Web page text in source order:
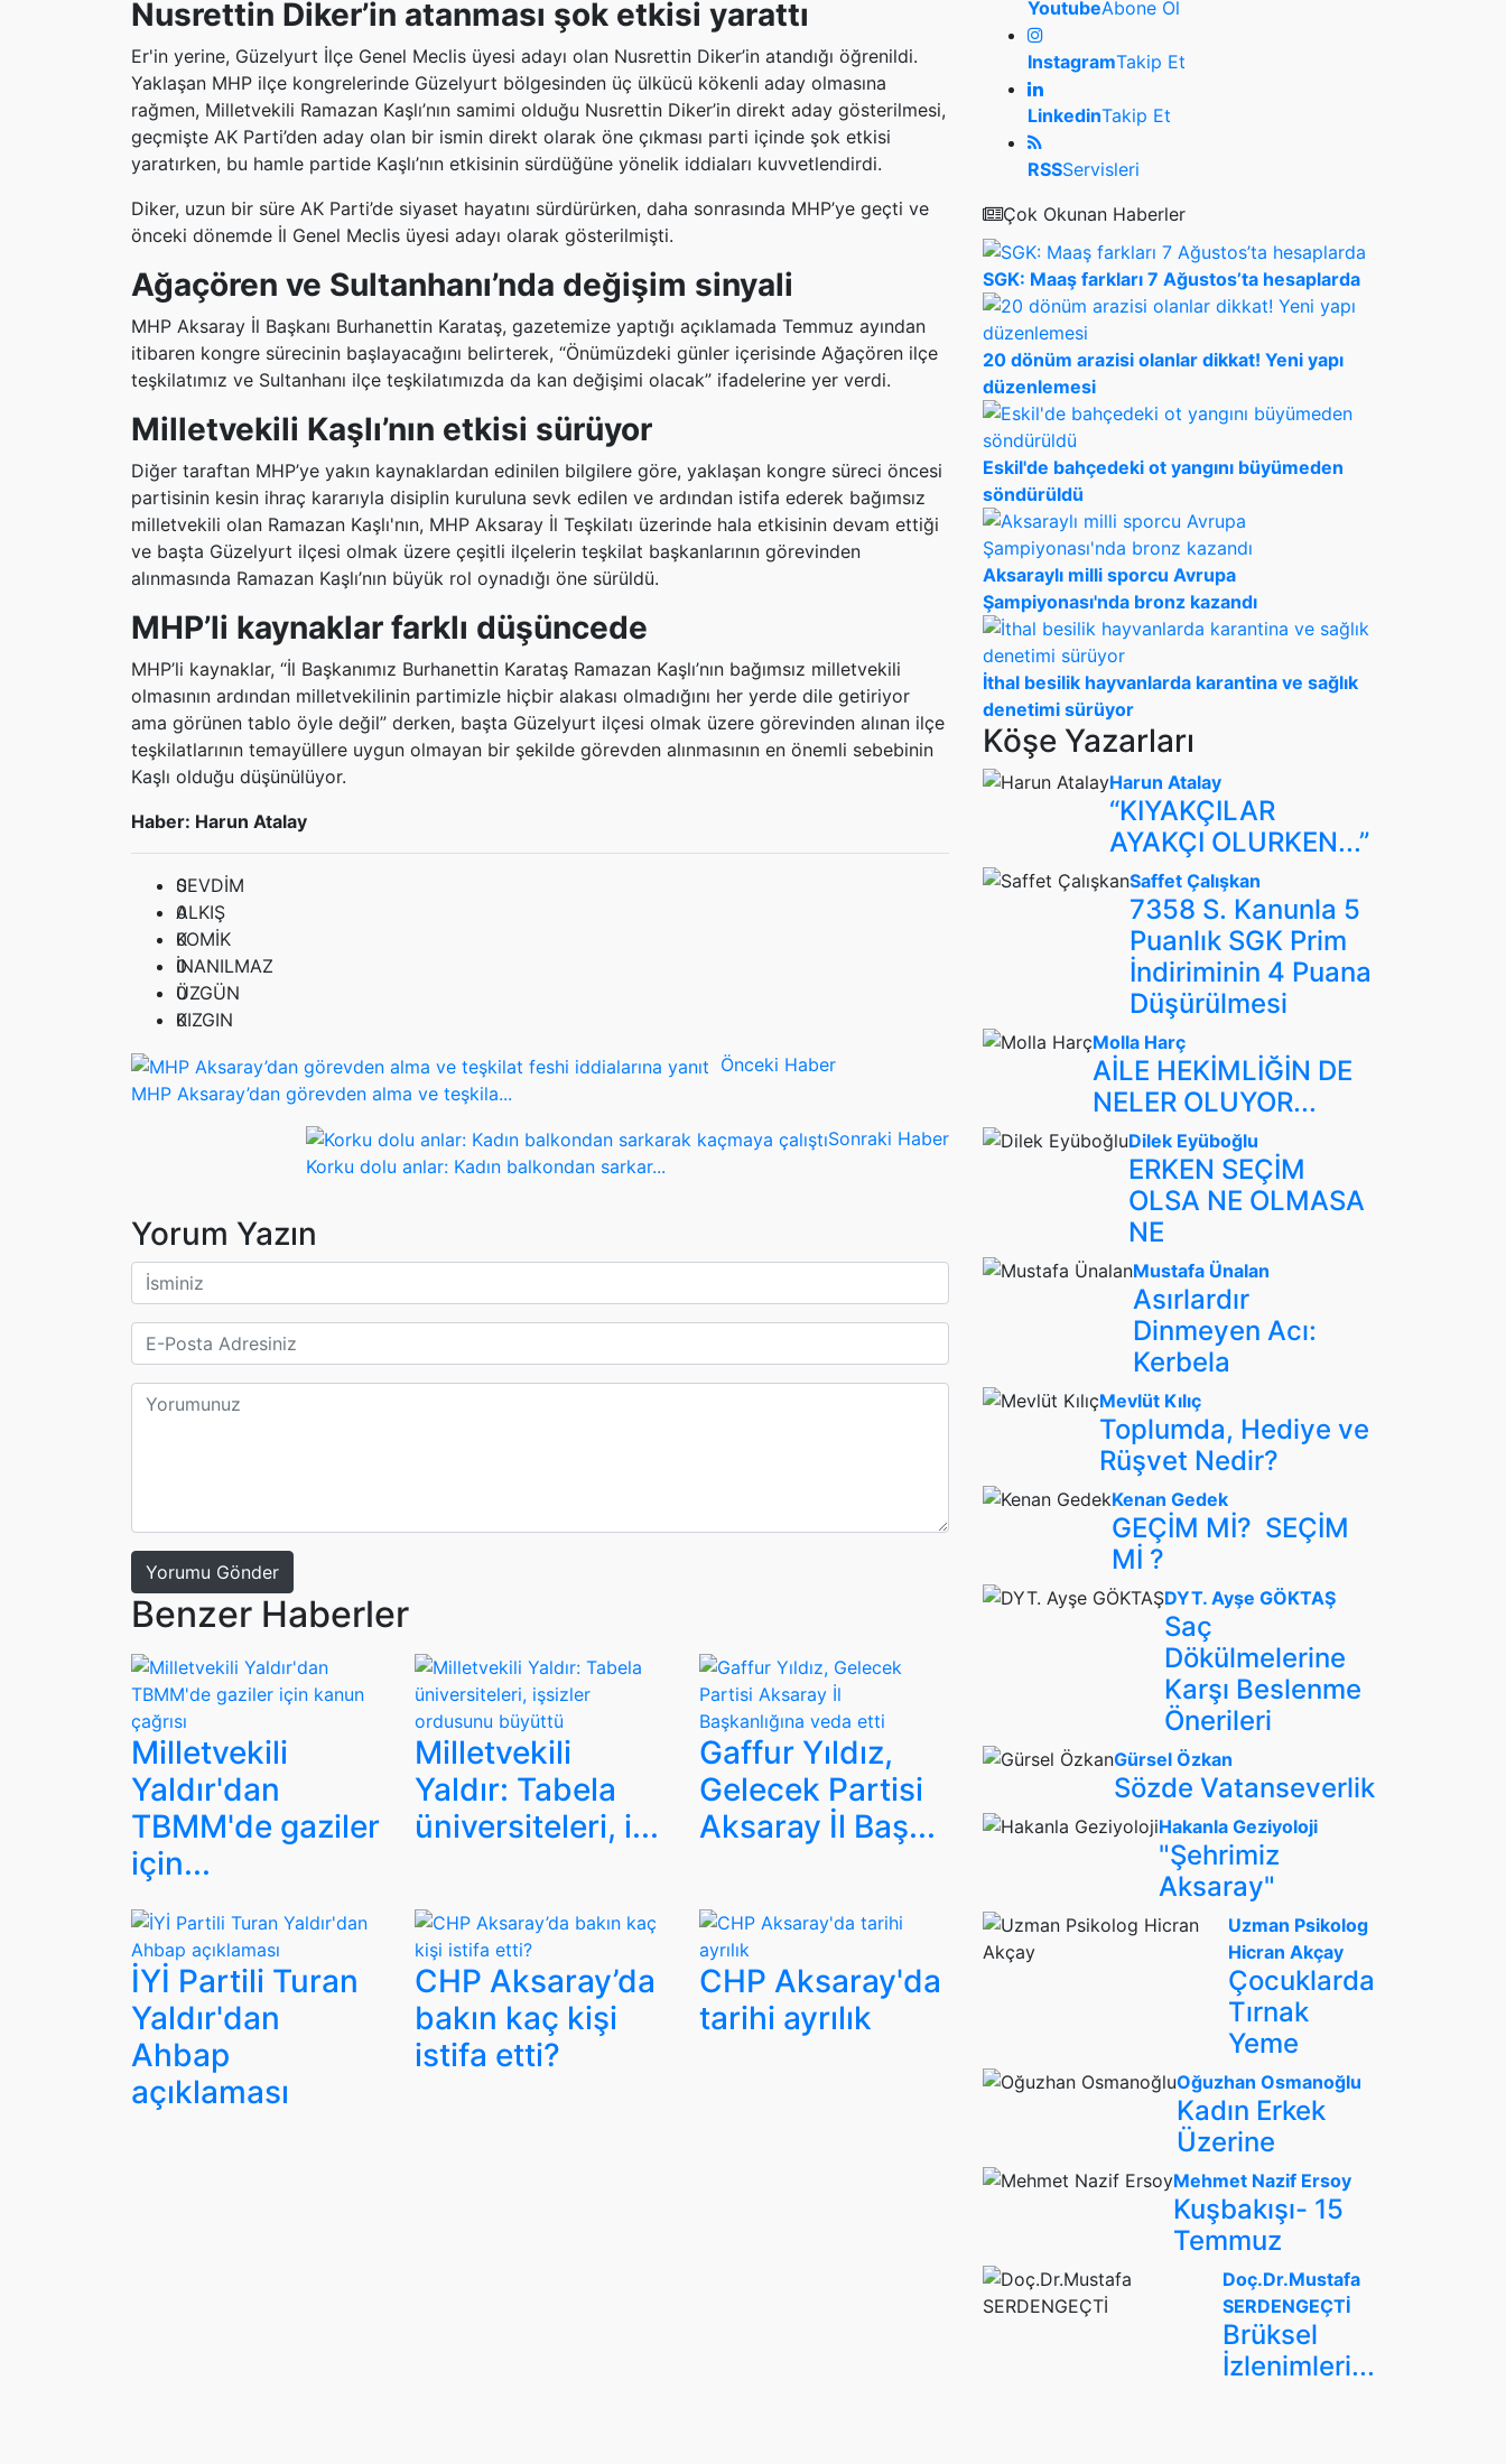
Nusrettin Diker’in atanması şok etkisi yarattı
Er'in yerine, Güzelyurt İlçe Genel Meclis üyesi adayı olan Nusrettin Diker’in atandığı öğrenildi.
Yaklaşan MHP ilçe kongrelerinde Güzelyurt bölgesinden üç ülkücü kökenli aday olmasına
rağmen, Milletvekili Ramazan Kaşlı’nın samimi olduğu Nusrettin Diker’in direkt aday gösterilmesi,
geçmişte AK Parti’den aday olan bir ismin direkt olarak öne çıkması parti içinde şok etkisi
yaratırken, bu hamle partide Kaşlı’nın etkisinin sürdüğüne yönelik iddiaları kuvvetlendirdi.
Diker, uzun bir süre AK Parti’de siyaset hayatını sürdürürken, daha sonrasında MHP’ye geçti ve
önceki dönemde İl Genel Meclis üyesi adayı olarak gösterilmişti.
Ağaçören ve Sultanhanı’nda değişim sinyali
MHP Aksaray İl Başkanı Burhanettin Karataş, gazetemize yaptığı açıklamada Temmuz ayından
itibaren kongre sürecinin başlayacağını belirterek, “Önümüzdeki günler içerisinde Ağaçören ilçe
teşkilatımız ve Sultanhanı ilçe teşkilatımızda da kan değişimi olacak” ifadelerine yer verdi.
Milletvekili Kaşlı’nın etkisi sürüyor
Diğer taraftan MHP’ye yakın kaynaklardan edinilen bilgilere göre, yaklaşan kongre süreci öncesi
partisinin kesin ihraç kararıyla disiplin kuruluna sevk edilen ve ardından istifa ederek bağımsız
milletvekili olan Ramazan Kaşlı'nın, MHP Aksaray İl Teşkilatı üzerinde hala etkisinin devam ettiği
ve başta Güzelyurt ilçesi olmak üzere çeşitli ilçelerin teşkilat başkanlarının görevinden
alınmasında Ramazan Kaşlı’nın büyük rol oynadığı öne sürüldü.
MHP’li kaynaklar farklı düşüncede
MHP’li kaynaklar, “İl Başkanımız Burhanettin Karataş Ramazan Kaşlı’nın bağımsız milletvekili
olmasının ardından milletvekilinin partimizle hiçbir alakası olmadığını her yerde dile getiriyor
ama görünen tablo öyle değil” derken, başta Güzelyurt ilçesi olmak üzere görevinden alınan ilçe
teşkilatlarının temayüllere uygun olmayan bir şekilde görevden alınmasının en önemli sebebinin
Kaşlı olduğu düşünülüyor.
Haber: Harun Atalay
0
SEVDİM
0
ALKIŞ
0
KOMİK
0
İNANILMAZ
0
ÜZGÜN
0
KIZGIN
Önceki Haber
MHP Aksaray’dan görevden alma ve teşkila...
Sonraki Haber
Korku dolu anlar: Kadın balkondan sarkar...
Yorum Yazın
Yorumu Gönder
Benzer Haberler
Milletvekili
Yaldır'dan
TBMM'de gaziler
için...
Milletvekili
Yaldır: Tabela
üniversiteleri, i...
Gaffur Yıldız,
Gelecek Partisi
Aksaray İl Baş...
İYİ Partili Turan
Yaldır'dan
Ahbap
açıklaması
CHP Aksaray’da
bakın kaç kişi
istifa etti?
CHP Aksaray'da
tarihi ayrılık
YoutubeAbone Ol
InstagramTakip Et
LinkedinTakip Et
RSSServisleri
Çok Okunan Haberler
SGK: Maaş farkları 7 Ağustos’ta hesaplarda
20 dönüm arazisi olanlar dikkat! Yeni yapı
düzenlemesi
Eskil'de bahçedeki ot yangını büyümeden
söndürüldü
Aksaraylı milli sporcu Avrupa
Şampiyonası'nda bronz kazandı
İthal besilik hayvanlarda karantina ve sağlık
denetimi sürüyor
Köşe Yazarları
Harun Atalay
“KIYAKÇILAR
AYAKÇI OLURKEN...”
Saffet Çalışkan
7358 S. Kanunla 5
Puanlık SGK Prim
İndiriminin 4 Puana
Düşürülmesi
Molla Harç
AİLE HEKİMLİĞİN DE
NELER OLUYOR...
Dilek Eyüboğlu
ERKEN SEÇİM
OLSA NE OLMASA
NE
Mustafa Ünalan
Asırlardır
Dinmeyen Acı:
Kerbela
Mevlüt Kılıç
Toplumda, Hediye ve
Rüşvet Nedir?
Kenan Gedek
GEÇİM Mİ? SEÇİM
Mİ ?
DYT. Ayşe GÖKTAŞ
Saç
Dökülmelerine
Karşı Beslenme
Önerileri
Gürsel Özkan
Sözde Vatanseverlik
Hakanla Geziyoloji
"Şehrimiz
Aksaray"
Uzman Psikolog
Hicran Akçay
Çocuklarda
Tırnak
Yeme
Oğuzhan Osmanoğlu
Kadın Erkek
Üzerine
Mehmet Nazif Ersoy
Kuşbakışı- 15
Temmuz
Doç.Dr.Mustafa
SERDENGEÇTİ
Brüksel
İzlenimleri...